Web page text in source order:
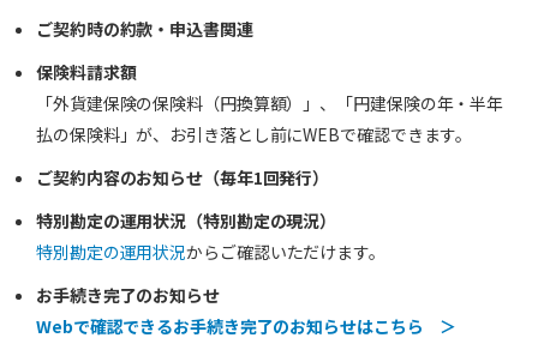
ご契約時の約款・申込書関連
保険料請求額
「外貨建保険の保険料（円換算額）」、「円建保険の年・半年
払の保険料」が、お引き落とし前にWEBで確認できます。
ご契約内容のお知らせ（毎年1回発行）
特別勘定の運用状況（特別勘定の現況）
特別勘定の運用状況からご確認いただけます。
お手続き完了のお知らせ
Webで確認できるお手続き完了のお知らせはこちら ＞